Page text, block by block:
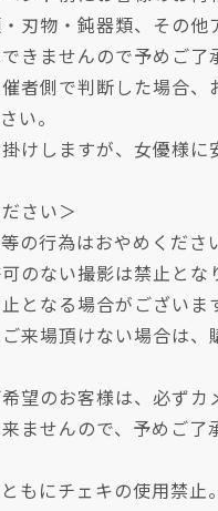
刃物・鈍器類、その
きませんので予めご
者側で判断した場合
い。
けしますが、女優様
さい＞
の行為はおやめくださ
のない撮影は禁止とな
となる場合がございま
来場頂けない場合は、
望のお客様は、必ずカ
ませんので、予めご
もにチェキの使用禁